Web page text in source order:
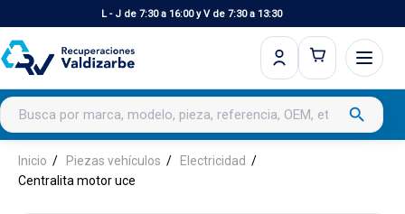
L - J de 7:30 a 16:00 y V de 7:30 a 13:30
Buscar productos search
Inicio Piezas vehículos
Electricidad
Centralita motor uce